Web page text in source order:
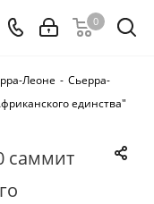
0
Леоне - Сьерра-
единства"
саммит